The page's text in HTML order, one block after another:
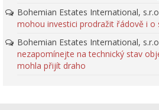
Bohemian Estates International, s.r.o
mohou investici prodražit řádově i o
Bohemian Estates International, s.r.o
nezapomínejte na technický stav
mohla přijít draho